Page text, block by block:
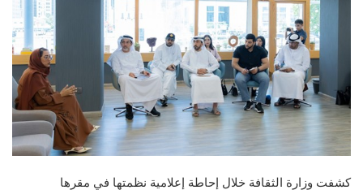
كشفت وزارة الثقافة خلال إحاطة إعلامية نظمتها في مقرها